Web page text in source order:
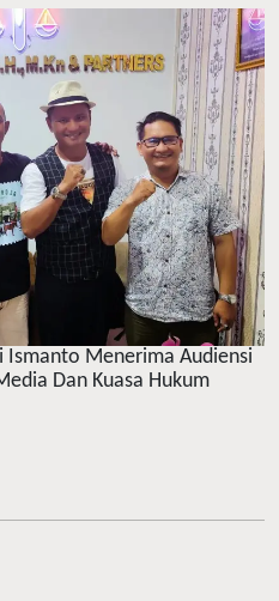
Ismanto Menerima Audiensi
Dan Kuasa Hukum